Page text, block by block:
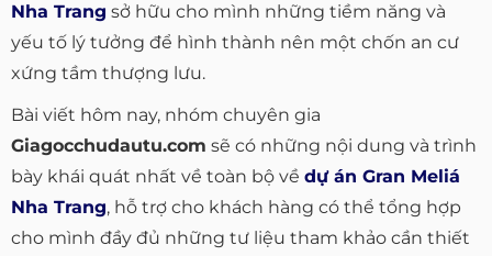
Nha Trang sở hữu cho mình những tiềm năng và
yếu tố lý tưởng để hình thành nên một chốn an cư
xứng tầm thượng lưu.
Bài viết hôm nay, nhóm chuyên gia
Giagocchudautu.com sẽ có những nội dung và trình
bày khái quát nhất về toàn bộ về dự án Gran Meliá
Nha Trang, hỗ trợ cho khách hàng có thể tổng hợp
cho mình đầy đủ những tư liệu tham khảo cần thiết